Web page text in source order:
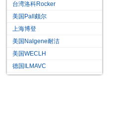
台湾洛科Rocker
美国Pall颇尔
上海博登
美国Nalgene耐洁
美国WECLH
德国ILMAVC